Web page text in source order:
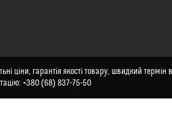
ціни, гарантія якості товару, швидкий термін
+380 (68) 837-75-50